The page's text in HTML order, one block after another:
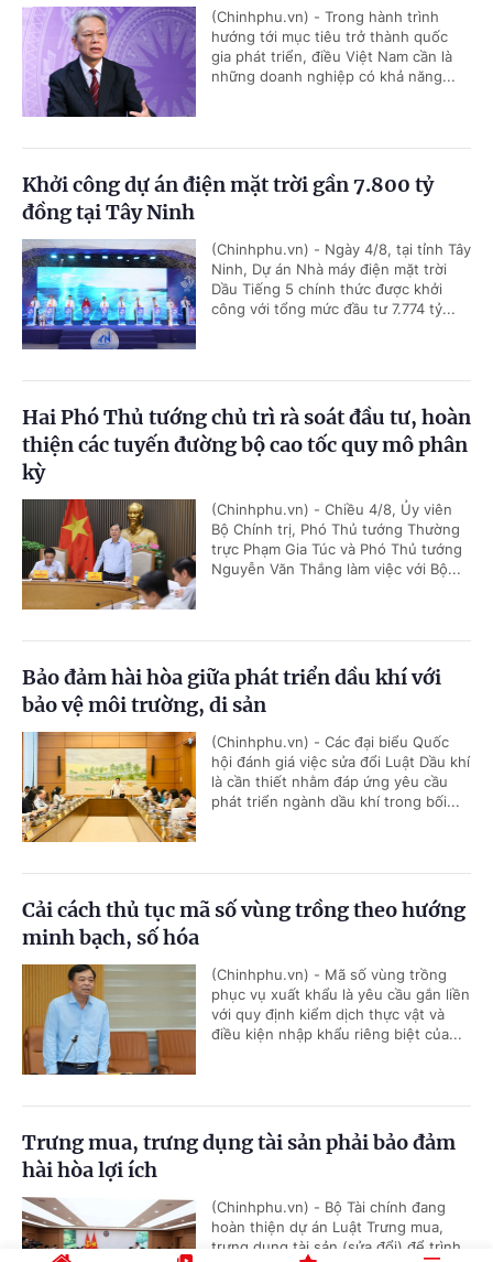
(Chinhphu.vn) - Trong hành trình
hướng tới mục tiêu trở thành quốc
gia phát triển, điều Việt Nam cần là
những doanh nghiệp có khả năng...
Khởi công dự án điện mặt trời gần 7.800 tỷ
đồng tại Tây Ninh
(Chinhphu.vn) - Ngày 4/8, tại tỉnh Tây
Ninh, Dự án Nhà máy điện mặt trời
Dầu Tiếng 5 chính thức được khởi
công với tổng mức đầu tư 7.774 tỷ...
Hai Phó Thủ tướng chủ trì rà soát đầu tư, hoàn
thiện các tuyến đường bộ cao tốc quy mô phân
kỳ
(Chinhphu.vn) - Chiều 4/8, Ủy viên
Bộ Chính trị, Phó Thủ tướng Thường
trực Phạm Gia Túc và Phó Thủ tướng
Nguyễn Văn Thắng làm việc với Bộ...
Bảo đảm hài hòa giữa phát triển dầu khí với
bảo vệ môi trường, di sản
(Chinhphu.vn) - Các đại biểu Quốc
hội đánh giá việc sửa đổi Luật Dầu khí
là cần thiết nhằm đáp ứng yêu cầu
phát triển ngành dầu khí trong bối...
Cải cách thủ tục mã số vùng trồng theo hướng
minh bạch, số hóa
(Chinhphu.vn) - Mã số vùng trồng
phục vụ xuất khẩu là yêu cầu gắn liền
với quy định kiểm dịch thực vật và
điều kiện nhập khẩu riêng biệt của...
Trưng mua, trưng dụng tài sản phải bảo đảm
hài hòa lợi ích
(Chinhphu.vn) - Bộ Tài chính đang
hoàn thiện dự án Luật Trưng mua,
trưng dụng tài sản (sửa đổi) để trình